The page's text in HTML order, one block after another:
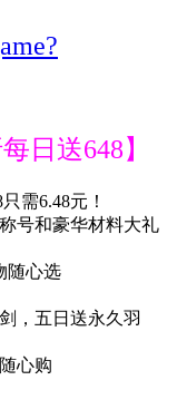
日送648】
需6.48元！
号和豪华材料大礼
随心选
，五日送永久羽
心购